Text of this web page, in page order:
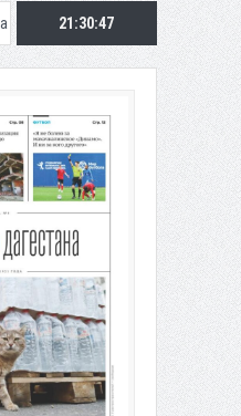
Махачкалинское «Динамо»
21:30:48